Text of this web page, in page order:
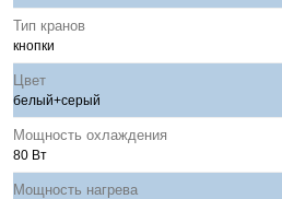
Тип кранов
кнопки
Цвет
белый+серый
Мощность охлаждения
80 Вт
Мощность нагрева